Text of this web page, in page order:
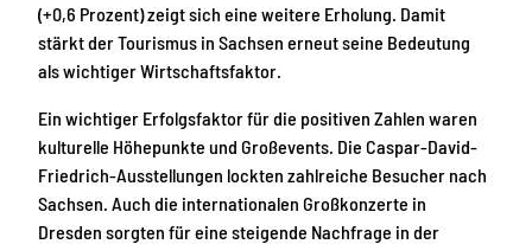
(+0,6 Prozent) zeigt sich eine weitere Erholung. Damit
stärkt der Tourismus in Sachsen erneut seine Bedeutung
als wichtiger Wirtschaftsfaktor.
Ein wichtiger Erfolgsfaktor für die positiven Zahlen waren
kulturelle Höhepunkte und Großevents. Die Caspar-David-
Friedrich-Ausstellungen lockten zahlreiche Besucher nach
Sachsen. Auch die internationalen Großkonzerte in
Dresden sorgten für eine steigende Nachfrage in der